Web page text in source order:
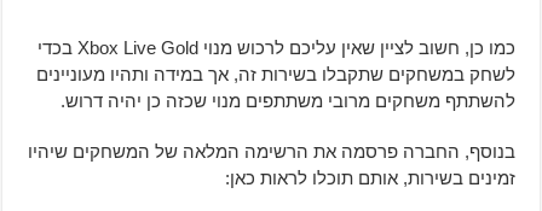
כמו כן, חשוב לציין שאין עליכם לרכוש מנוי Xbox Live Gold בכדי
לשחק במשחקים שתקבלו בשירות זה, אך במידה ותהיו מעוניינים
להשתתף משחקים מרובי משתתפים מנוי שכזה כן יהיה דרוש.
בנוסף, החברה פרסמה את הרשימה המלאה של המשחקים שיהיו
זמינים בשירות, אותם תוכלו לראות כאן: